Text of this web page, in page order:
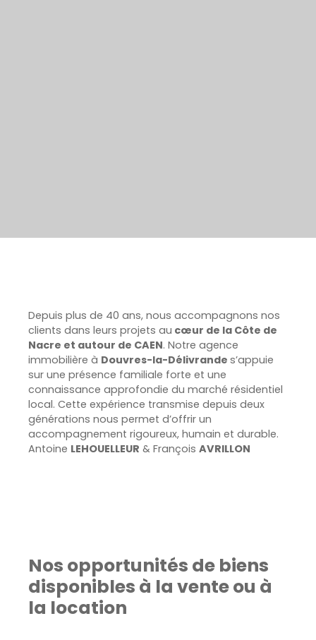
Depuis plus de 40 ans, nous accompagnons nos
clients dans leurs projets au cœur de la Côte de
Nacre et autour de CAEN. Notre agence
immobilière à Douvres-la-Délivrande s’appuie
sur une présence familiale forte et une
connaissance approfondie du marché résidentiel
local. Cette expérience transmise depuis deux
générations nous permet d’offrir un
accompagnement rigoureux, humain et durable.
Antoine LEHOUELLEUR & François AVRILLON
Nos opportunités de biens
disponibles à la vente ou à
la location